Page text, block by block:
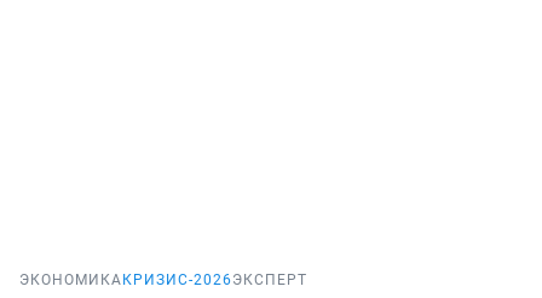
ЭКОНОМИКА КРИЗИС-2026ЭКСПЕРТ